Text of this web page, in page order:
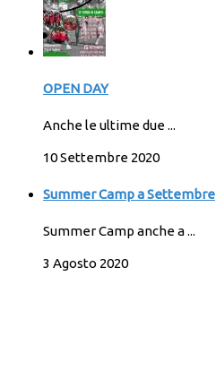
OPEN DAY
Anche le ultime due ...
10 Settembre 2020
Summer Camp a Settembre
Summer Camp anche a ...
3 Agosto 2020